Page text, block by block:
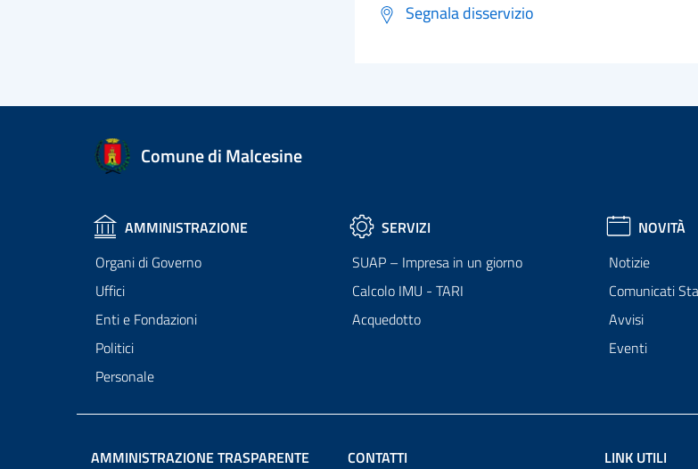
Segnala disservizio
Comune di Malcesine
AMMINISTRAZIONE
Organi di Governo
Uffici
Enti e Fondazioni
Politici
Personale
SERVIZI
SUAP – Impresa in un giorno
Calcolo IMU - TARI
Acquedotto
NOVITÀ
Notizie
Comunicati
Avvisi
Eventi
AMMINISTRAZIONE TRASPARENTE CONTATTI LINK UTILI